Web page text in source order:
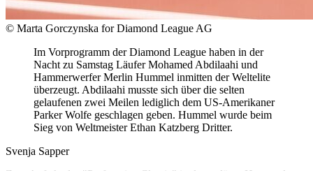
© Marta Gorczynska for Diamond League AG
Im Vorprogramm der Diamond League haben in der
Nacht zu Samstag Läufer Mohamed Abdilaahi und
Hammerwerfer Merlin Hummel inmitten der Weltelite
überzeugt. Abdilaahi musste sich über die selten
gelaufenen zwei Meilen lediglich dem US-Amerikaner
Parker Wolfe geschlagen geben. Hummel wurde beim
Sieg von Weltmeister Ethan Katzberg Dritter.
Svenja Sapper